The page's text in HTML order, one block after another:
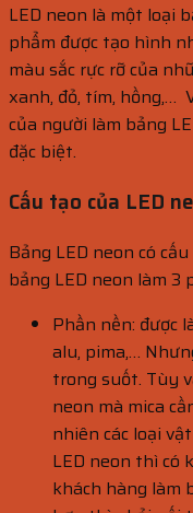
LED neon là một loại
phẩm được tạo hình
màu sắc rực rỡ của
xanh, đỏ, tím, hồng,…
của người làm bảng
đặc biệt.
Cấu tạo của LED
Bảng LED neon có
bảng LED neon làm 3
Phần nền: được
alu, pima,…
trong suốt. Tùy
neon mà mica
nhiên các loại
LED neon thì có
khách hàng làm